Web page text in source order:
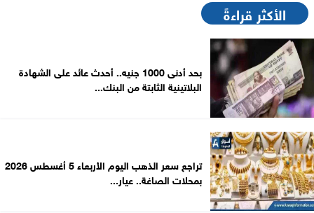
الأكثر قراءةً
بحد أدنى 1000 جنيه.. أحدث عائد على الشهادة
البلاتينية الثابتة من البنك...
تراجع سعر الذهب اليوم الأربعاء 5 أغسطس 2026
بمحلات الصاغة.. عيار...